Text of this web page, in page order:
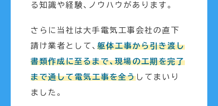
る知識や経験、ノウハウがあります。
さらに当社は大手電気工事会社の直下
請け業者として、 躯体工事から引き渡し
書類作成に至るまで、現場の工期を完了
まで通して電気工事を全うしてまいり
ました。